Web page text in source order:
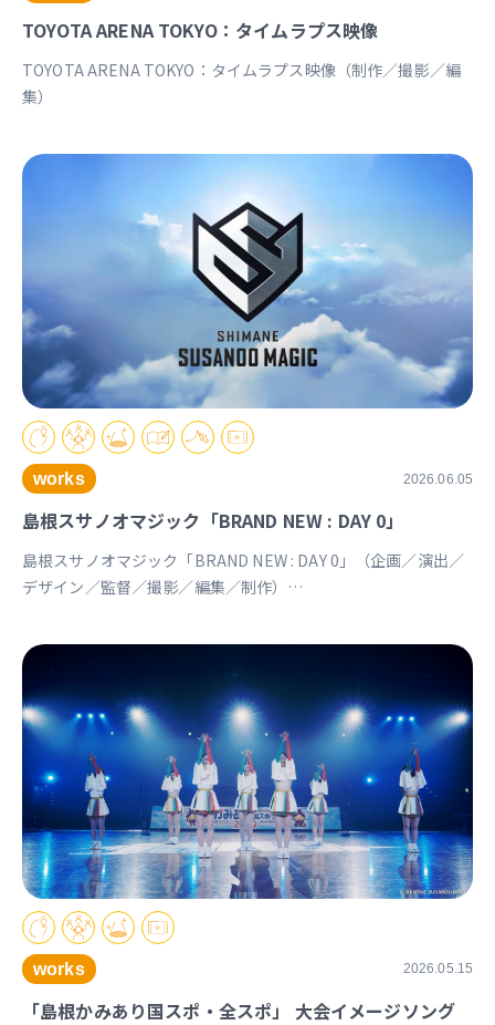
TOYOTA ARENA TOKYO：タイムラプス映像
TOYOTA ARENA TOKYO：タイムラプス映像（制作／撮影／編
集）
works 2026.06.05
島根スサノオマジック「BRAND NEW : DAY 0」
島根スサノオマジック「BRAND NEW : DAY 0」（企画／演出／
デザイン／監督／撮影／編集／制作）
works 2026.05.15
「島根かみあり国スポ・全スポ」 大会イメージソング